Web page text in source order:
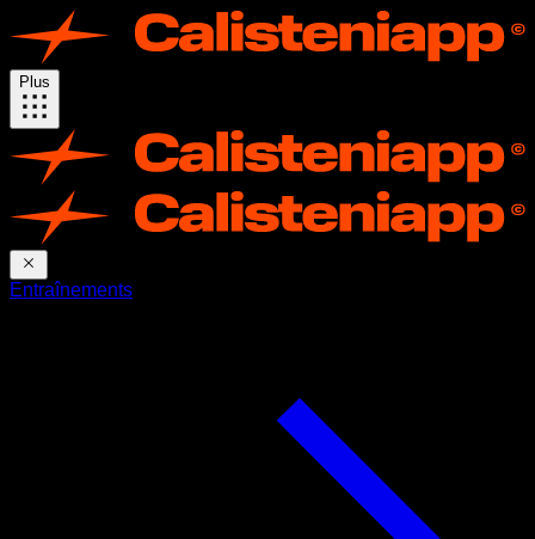
Plus
Entraînements